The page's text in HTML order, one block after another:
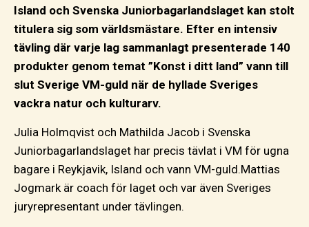
Island och Svenska Juniorbagarlandslaget kan stolt
titulera sig som världsmästare. Efter en intensiv
tävling där varje lag sammanlagt presenterade 140
produkter genom temat ”Konst i ditt land” vann till
slut Sverige VM-guld när de hyllade Sveriges
vackra natur och kulturarv.
Julia Holmqvist och Mathilda Jacob i Svenska
Juniorbagarlandslaget har precis tävlat i VM för ugna
bagare i Reykjavik, Island och vann VM-guld.Mattias
Jogmark är coach för laget och var även Sveriges
juryrepresentant under tävlingen.